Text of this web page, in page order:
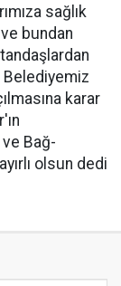
sağlık
bundan
karar
Bağ-
olsun dedi